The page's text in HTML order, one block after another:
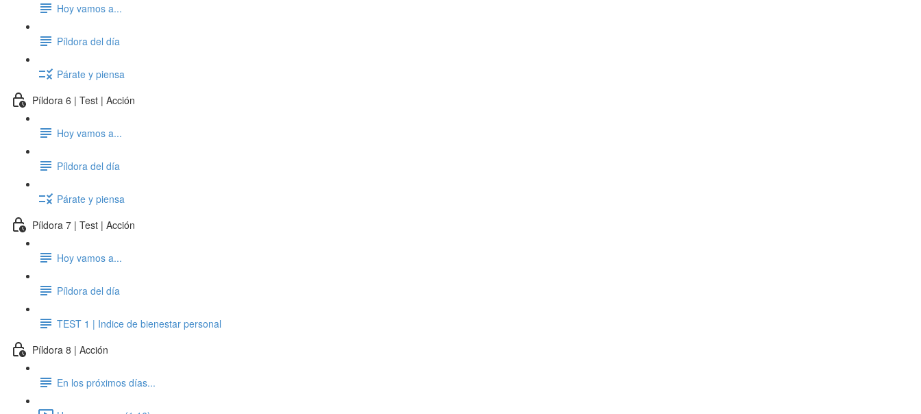
Hoy vamos a...
Píldora del día
Párate y piensa
Píldora 6 | Test | Acción
Hoy vamos a...
Píldora del día
Párate y piensa
Píldora 7 | Test | Acción
Hoy vamos a...
Píldora del día
TEST 1 | Indice de bienestar personal
Píldora 8 | Acción
En los próximos días...